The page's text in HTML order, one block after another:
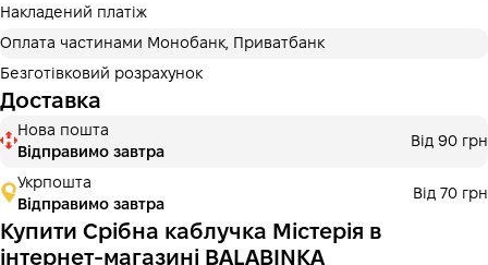
додаткових комісій для покупців. Кількість платежів
3 місяці
Оплату можна розділити на 2 або 3 платежі. Без
додаткових комісій для покупців. Кількість платежів
обирається на кроці оплати в корзині.
3 місяціх920.00 ₴
Накладений платіж
Оплата частинами Монобанк, Приватбанк
Безготівковий розрахунок
Доставка
Нова пошта
Відправимо завтра
Від 90 грн
Укрпошта
Відправимо завтра
Від 70 грн
Купити Срібна каблучка Містерія в
інтернет-магазині BALABINKA